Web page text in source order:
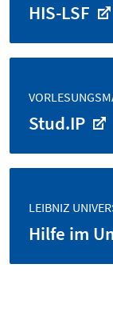
HIS-LSF
Stud.IP
LEIBNIZ
Hilfe im